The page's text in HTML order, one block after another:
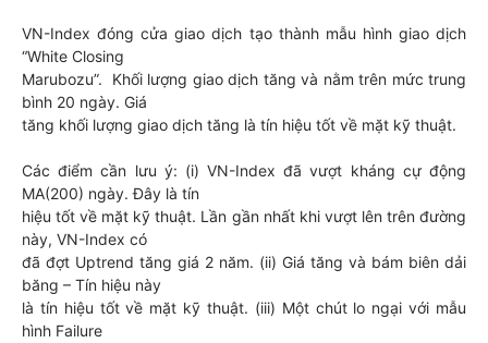
VN-Index đóng cửa giao dịch tạo thành mẫu hình giao dịch
“White Closing
Marubozu”. Khối lượng giao dịch tăng và nằm trên mức trung
bình 20 ngày. Giá
tăng khối lượng giao dịch tăng là tín hiệu tốt về mặt kỹ thuật.
Các điểm cần lưu ý: (i) VN-Index đã vượt kháng cự động
MA(200) ngày. Đây là tín
hiệu tốt về mặt kỹ thuật. Lần gần nhất khi vượt lên trên đường
này, VN-Index có
đã đợt Uptrend tăng giá 2 năm. (ii) Giá tăng và bám biên dải
băng – Tín hiệu này
là tín hiệu tốt về mặt kỹ thuật. (iii) Một chút lo ngại với mẫu
hình Failure